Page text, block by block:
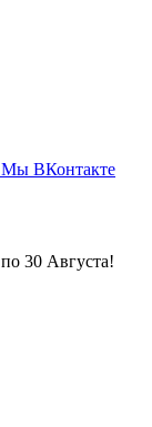
Мы ВКонтакте
30 Августа!